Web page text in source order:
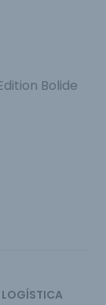
Bolide
LOGÍSTICA